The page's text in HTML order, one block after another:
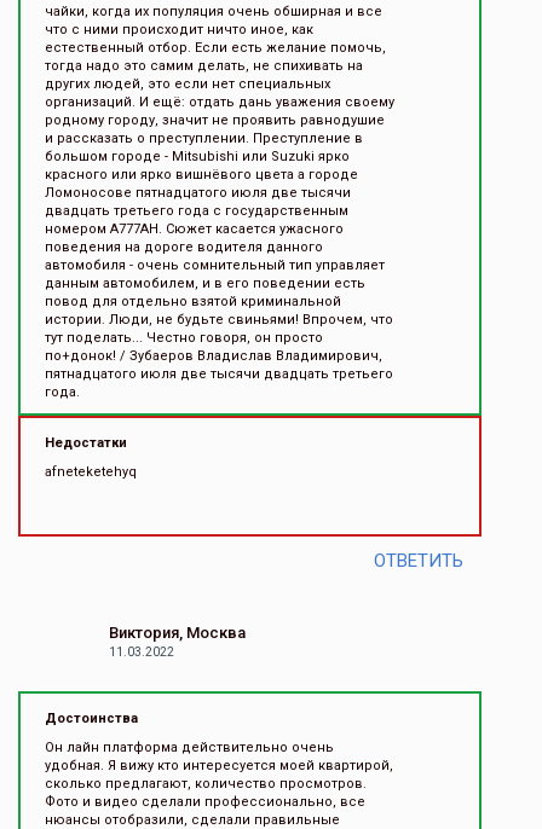
чайки, когда их популяция очень обширная и все
что с ними происходит ничто иное, как
естественный отбор. Если есть желание помочь,
тогда надо это самим делать, не спихивать на
других людей, это если нет специальных
организаций. И ещё: отдать дань уважения своему
родному городу, значит не проявить равнодушие
и рассказать о преступлении. Преступление в
большом городе - Mitsubishi или Suzuki ярко
красного или ярко вишнёвого цвета а городе
Ломоносове пятнадцатого июля две тысячи
двадцать третьего года с государственным
номером А777АН. Сюжет касается ужасного
поведения на дороге водителя данного
автомобиля - очень сомнительный тип управляет
данным автомобилем, и в его поведении есть
повод для отдельно взятой криминальной
истории. Люди, не будьте свиньями! Впрочем, что
тут поделать... Честно говоря, он просто
по+донок! / Зубаеров Владислав Владимирович,
пятнадцатого июля две тысячи двадцать третьего
года.
Недостатки
afneteketehyq
ОТВЕТИТЬ
Виктория, Москва
11.03.2022
Достоинства
Он лайн платформа действительно очень
удобная. Я вижу кто интересуется моей квартирой,
сколько предлагают, количество просмотров.
Фото и видео сделали профессионально, все
нюансы отобразили, сделали правильные